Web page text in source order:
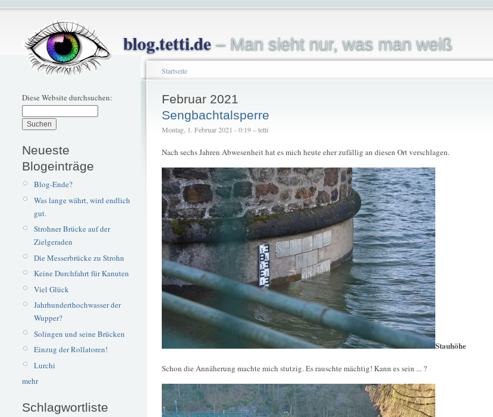
blog.tetti.de– Man sieht nur, was man weiß
Diese Website durchsuchen:
Neueste
Blogeinträge
Blog-Ende?
Was lange währt, wird endlich
gut.
Strohner Brücke auf der
Zielgeraden
Die Messerbrücke zu Strohn
Keine Durchfahrt für Kanuten
Viel Glück
Jahrhunderthochwasser der
Wupper?
Solingen und seine Brücken
Einzug der Rollatoren!
Lurchi
mehr
Schlagwortliste
Startseite
Februar 2021
Sengbachtalsperre
Montag, 1. Februar 2021 - 0:19 – tetti
Nach sechs Jahren Abwesenheit hat es mich heute eher zufällig an diesen Ort verschlagen.
Stauhöhe
Schon die Annäherung machte mich stutzig. Es rauschte mächtig! Kann es sein ... ?